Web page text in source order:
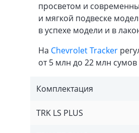
просветом и
и мягкой подвеске
в успехе модели и в
На Chevrolet Tracker
от 5 млн до 22 млн
Комплектация
TRK LS PLUS